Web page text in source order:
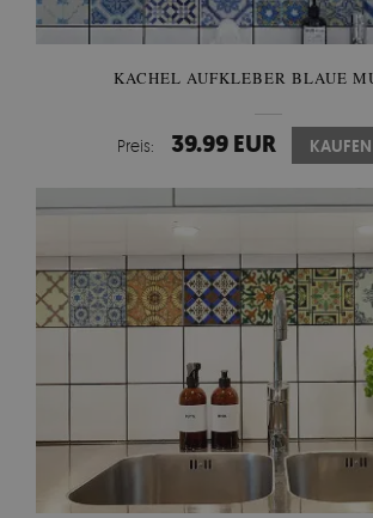
KACHEL AUFKLEBER BLAUE
Preis: 39.99 EUR KAUFEN